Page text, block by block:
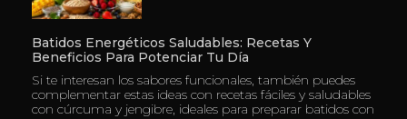
Batidos Energéticos Saludables: Recetas Y
Beneficios Para Potenciar Tu Día
Si te interesan los sabores funcionales, también puedes
complementar estas ideas con recetas fáciles y saludables
con cúrcuma y jengibre, ideales para preparar batidos con